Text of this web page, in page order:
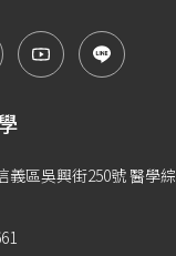
義區吳興街250號 醫學